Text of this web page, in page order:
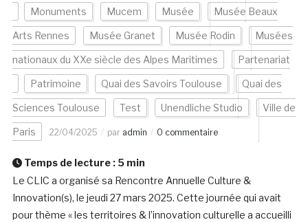
Monuments Mucem Musée Musée Beaux
Arts Rennes Musée Granet Musée Rodin Musées
nationaux du XXe siècle des Alpes Maritimes Partenariat
Patrimoine Quai des Savoirs Toulouse Quai des
Sciences Toulouse Test Unendliche Studio Ville de
Paris 22/04/2025 par admin 0 commentaire
Temps de lecture : 5 min
Le CLIC a organisé sa Rencontre Annuelle Culture &
Innovation(s), le jeudi 27 mars 2025. Cette journée qui avait
pour thème « les territoires & l’innovation culturelle a accueilli